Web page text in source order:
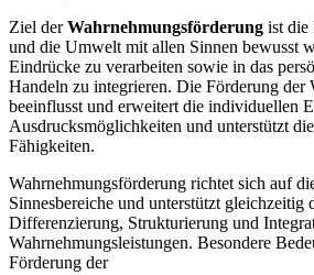
Ziel derWahrnehmungsförderung ist die
und die Umwelt mit allen Sinnen bewusst
Eindrücke zu verarbeiten sowie in das
Handeln zu integrieren. Die Förderung der
beeinflusst und erweitert die individuellen
Ausdrucksmöglichkeiten und unterstützt
Fähigkeiten.
Wahrnehmungsförderung richtet sich auf
Sinnesbereiche und unterstützt gleichzeitig
Differenzierung, Strukturierung und
Wahrnehmungsleistungen. Besondere
Förderung der